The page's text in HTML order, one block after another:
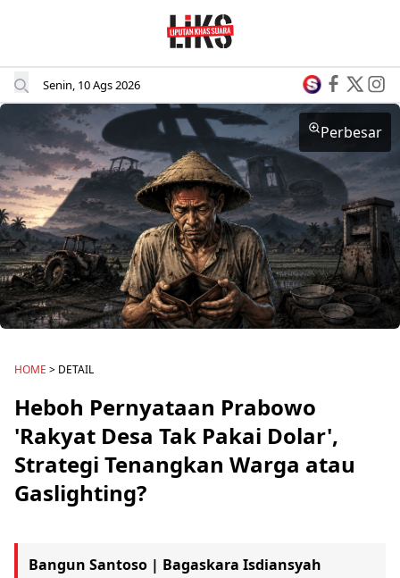
Senin, 10 Ags 2026
Perbesar
HOME > DETAIL
Heboh Pernyataan Prabowo
'Rakyat Desa Tak Pakai Dolar',
Strategi Tenangkan Warga atau
Gaslighting?
Bangun Santoso | Bagaskara Isdiansyah